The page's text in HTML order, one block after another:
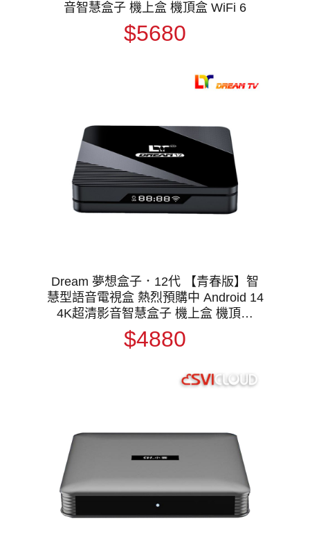
音智慧盒子 機上盒 機頂盒 WiFi 6
$5680
Dream 夢想盒子．12代 【青春版】智
慧型語音電視盒 熱烈預購中 Android 14
4K超清影音智慧盒子 機上盒 機頂盒
WiFi 6
$4880